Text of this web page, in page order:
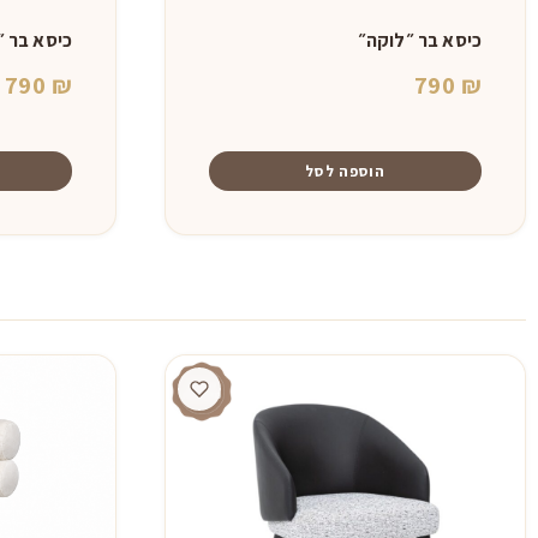
כיסא בר ״לוקה״
790 ₪
הוספה לסל
כיסא בר
790 ₪